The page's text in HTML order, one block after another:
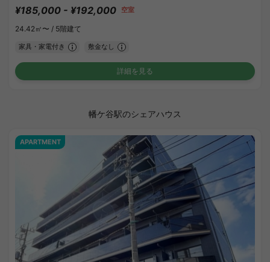
¥185,000 - ¥192,000 空室
24.42㎡〜 / 5階建て
家具・家電付き 敷金なし
詳細を見る
幡ケ谷駅のシェアハウス
APARTMENT